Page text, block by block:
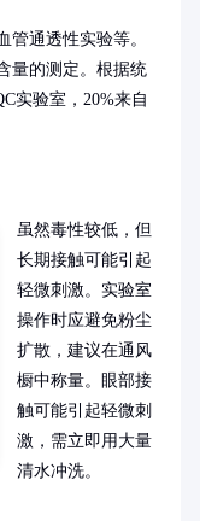
管通透性实验等。
量的测定。根据统
实验室，20%来自
虽然毒性较低，但
长期接触可能引起
轻微刺激。实验室
操作时应避免粉尘
扩散，建议在通风
橱中称量。眼部接
触可能引起轻微刺
激，需立即用大量
清水冲洗。